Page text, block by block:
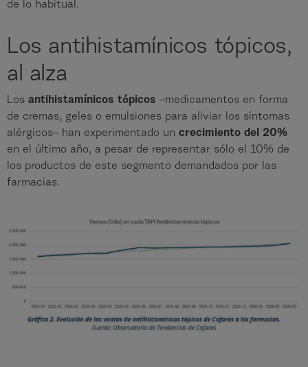
de lo habitual.
Los antihistamínicos tópicos,
al alza
Los antihistamínicos tópicos –medicamentos en forma
de cremas, geles o emulsiones para aliviar los síntomas
alérgicos– han experimentado un crecimiento del 20%
en el último año, a pesar de representar sólo el 10% de
los productos de este segmento demandados por las
farmacias.